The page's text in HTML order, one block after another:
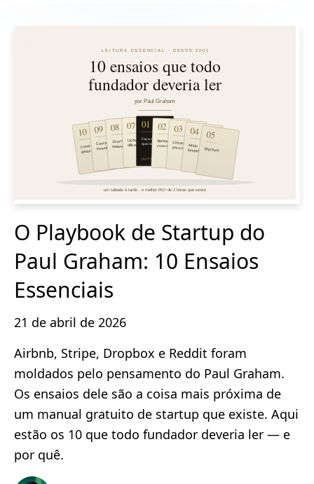
O Playbook de Startup do
Paul Graham: 10 Ensaios
Essenciais
21 de abril de 2026
Airbnb, Stripe, Dropbox e Reddit foram
moldados pelo pensamento do Paul Graham.
Os ensaios dele são a coisa mais próxima de
um manual gratuito de startup que existe. Aqui
estão os 10 que todo fundador deveria ler — e
por quê.